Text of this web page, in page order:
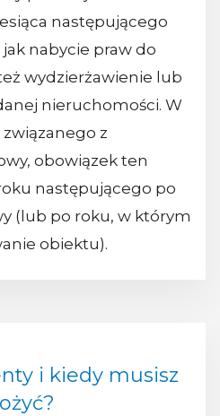
następującego
nabycie praw do
wydzierżawienie lub
nieruchomości. W
z
obowiązek ten
następującego po
(lub po roku, w którym
obiektu).
i kiedy musisz